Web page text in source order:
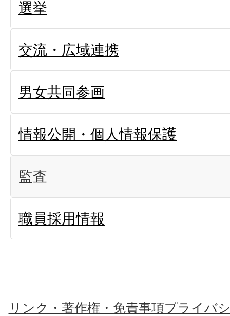
選挙
交流・広域連携
男女共同参画
情報公開・個人情報保護
監査
職員採用情報
リンク・著作権・免責事項プライバ